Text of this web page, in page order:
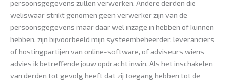
persoonsgegevens zullen verwerken. Andere derden die
weliswaar strikt genomen geen verwerker zijn van de
persoonsgegevens maar daar wel inzage in hebben of kunnen
hebben, zijn bijvoorbeeld mijn systeembeheerder, leveranciers
of hostingpartijen van online-software, of adviseurs wiens
advies ik betreffende jouw opdracht inwin. Als het inschakelen
van derden tot gevolg heeft dat zij toegang hebben tot de